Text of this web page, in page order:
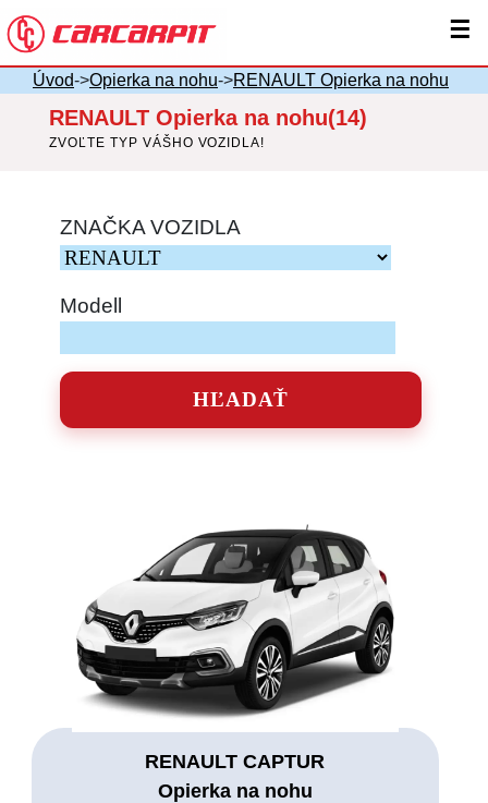
☰
Úvod->Opierka na nohu->RENAULT Opierka na nohu
RENAULT Opierka na nohu(14)
ZVOĽTE TYP VÁŠHO VOZIDLA!
ZNAČKA VOZIDLA
Modell
HĽADAŤ
RENAULT CAPTUR
Opierka na nohu